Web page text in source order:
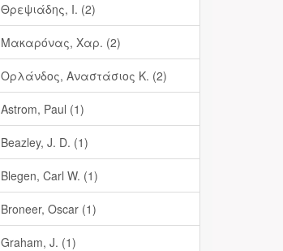
Θρεψιάδης, Ι. (2)
Μακαρόνας, Χαρ. (2)
Ορλάνδος, Αναστάσιος Κ. (2)
Astrom, Paul (1)
Beazley, J. D. (1)
Blegen, Carl W. (1)
Broneer, Oscar (1)
Graham, J. (1)